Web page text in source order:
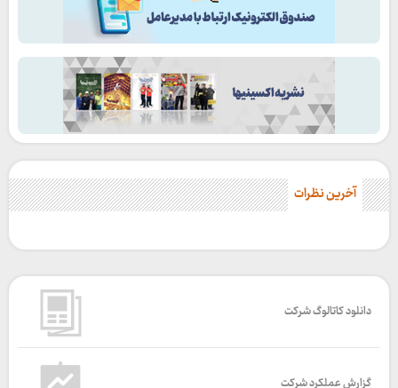
آخرین نظرات
دانلود کاتالوگ شرکت
گزارش عملکرد شرکت